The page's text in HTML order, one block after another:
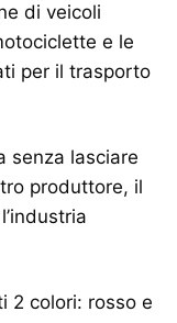
di veicoli
e le
per il trasporto
senza lasciare
produttore, il
2 colori: rosso e